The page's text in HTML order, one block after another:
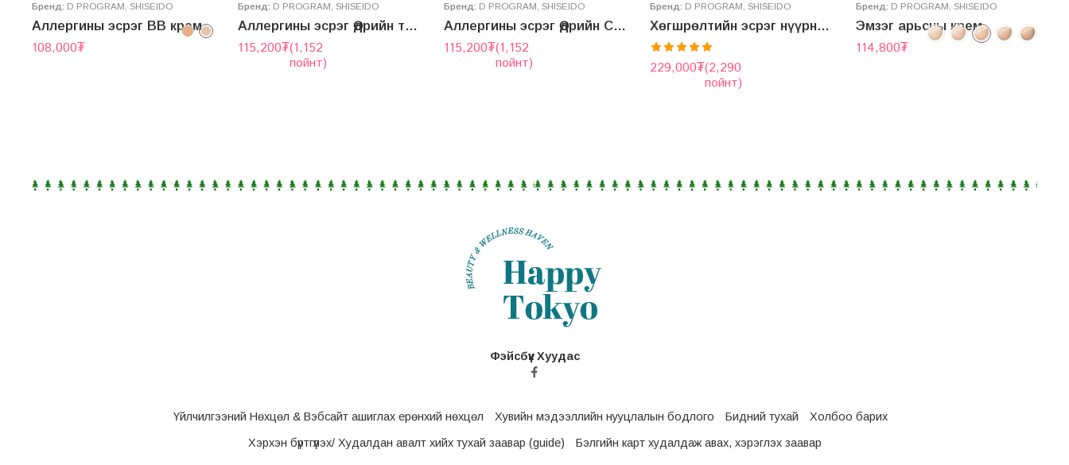
Бренд: D PROGRAM SHISEIDO
Аллергины эсрэг BB крем
108,000₮
Бренд: D PROGRAM SHISEIDO
Аллергины эсрэг Өдрийн тос – ALLERBARRIER CREAM N
115,200₮(1,152
пойнт)
Бренд: D PROGRAM SHISEIDO
Аллергины эсрэг Өдрийн Сэрум – ALLERBARRIER ESSENCE N
115,200₮(1,152
пойнт)
Бренд: D PROGRAM SHISEIDO
Хөгшрөлтийн эсрэг нүүрний тос – VITALIZING CREAM
5 -с 5.00
гэж
229,000₮(2,290
пойнт)
Бренд: D PROGRAM SHISEIDO
Эмзэг арьсны крем
114,800₮
Фэйсбүүк Хуудас
Үйлчилгээний Нөхцөл & Вэбсайт ашиглах ерөнхий нөхцөл Хувийн мэдээллийн нууцлалын бодлого Бидний тухай Холбоо барих
Хэрхэн бүртгүүлэх/ Худалдан авалт хийх тухай заавар (guide) Бэлгийн карт худалдаж авах, хэрэглэх заавар